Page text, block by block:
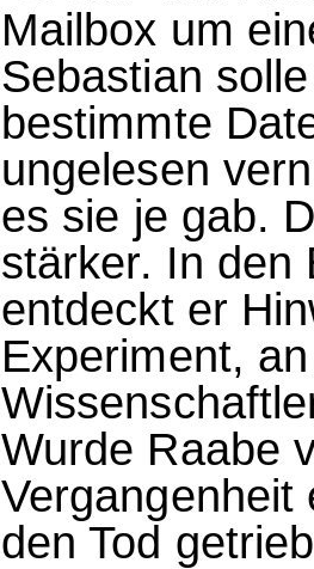
Mailbox um
Sebastian
bestimmte
ungelesen
es sie je gab.
stärker. In den
entdeckt er
Experiment,
Wurde Raabe
Vergangenheit
den Tod